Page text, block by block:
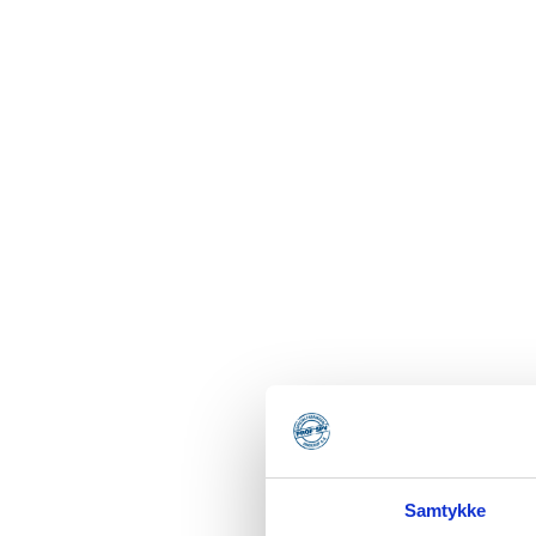
Samtykke